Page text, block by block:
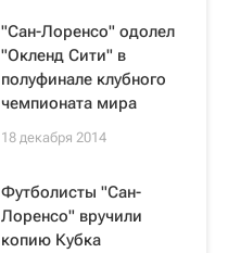
"Сан-Лоренсо" одолел
"Окленд Сити" в
полуфинале клубного
чемпионата мира
18 декабря 2014
Футболисты "Сан-
Лоренсо" вручили
копию Кубка